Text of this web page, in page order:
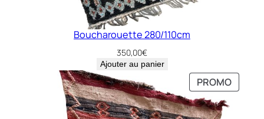
Boucharouette 280/110cm
350,00€
Ajouter au panier
PROMO
EN
PROMO
EN